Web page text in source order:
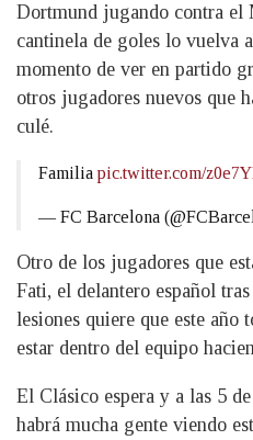
Dortmund jugando contra el
cantinela de goles lo vuelva
momento de ver en partido
otros jugadores nuevos que
culé.
Familia pic.twitter.com/
— FC Barcelona
Otro de los jugadores que
Fati, el delantero español
lesiones quiere que este año
estar dentro del equipo
El Clásico espera y a las 5
habrá mucha gente viendo